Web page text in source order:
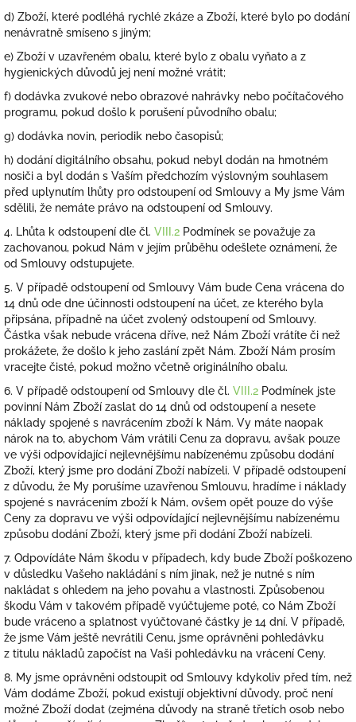
d) Zboží, které podléhá rychlé zkáze a Zboží, které bylo po dodání
nenávratně smíseno s jiným;
e) Zboží v uzavřeném obalu, které bylo z obalu vyňato a z
hygienických důvodů jej není možné vrátit;
f) dodávka zvukové nebo obrazové nahrávky nebo počítačového
programu, pokud došlo k porušení původního obalu;
g) dodávka novin, periodik nebo časopisů;
h) dodání digitálního obsahu, pokud nebyl dodán na hmotném
nosiči a byl dodán s Vaším předchozím výslovným souhlasem
před uplynutím lhůty pro odstoupení od Smlouvy a My jsme Vám
sdělili, že nemáte právo na odstoupení od Smlouvy.
4. Lhůta k odstoupení dle čl. VIII.2 Podmínek se považuje za
zachovanou, pokud Nám v jejím průběhu odešlete oznámení, že
od Smlouvy odstupujete.
5. V případě odstoupení od Smlouvy Vám bude Cena vrácena do
14 dnů ode dne účinnosti odstoupení na účet, ze kterého byla
připsána, případně na účet zvolený odstoupení od Smlouvy.
Částka však nebude vrácena dříve, než Nám Zboží vrátíte či než
prokážete, že došlo k jeho zaslání zpět Nám. Zboží Nám prosím
vracejte čisté, pokud možno včetně originálního obalu.
6. V případě odstoupení od Smlouvy dle čl. VIII.2 Podmínek jste
povinní Nám Zboží zaslat do 14 dnů od odstoupení a nesete
náklady spojené s navrácením zboží k Nám. Vy máte naopak
nárok na to, abychom Vám vrátili Cenu za dopravu, avšak pouze
ve výši odpovídající nejlevnějšímu nabízenému způsobu dodání
Zboží, který jsme pro dodání Zboží nabízeli. V případě odstoupení
z důvodu, že My porušíme uzavřenou Smlouvu, hradíme i náklady
spojené s navrácením zboží k Nám, ovšem opět pouze do výše
Ceny za dopravu ve výši odpovídající nejlevnějšímu nabízenému
způsobu dodání Zboží, který jsme při dodání Zboží nabízeli.
7. Odpovídáte Nám škodu v případech, kdy bude Zboží poškozeno
v důsledku Vašeho nakládání s ním jinak, než je nutné s ním
nakládat s ohledem na jeho povahu a vlastnosti. Způsobenou
škodu Vám v takovém případě vyúčtujeme poté, co Nám Zboží
bude vráceno a splatnost vyúčtované částky je 14 dní. V případě,
že jsme Vám ještě nevrátili Cenu, jsme oprávněni pohledávku
z titulu nákladů započíst na Vaši pohledávku na vrácení Ceny.
8. My jsme oprávněni odstoupit od Smlouvy kdykoliv před tím, než
Vám dodáme Zboží, pokud existují objektivní důvody, proč není
možné Zboží dodat (zejména důvody na straně třetích osob nebo